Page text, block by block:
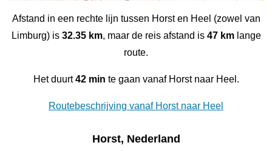
Afstand in een rechte lijn tussen Horst en Heel (zowel van
Limburg) is 32.35 km, maar de reis afstand is 47 kmlange
route.
Het duurt42 min te gaan vanaf Horst naar Heel.
Routebeschrijving vanaf Horst naar Heel
Horst, Nederland